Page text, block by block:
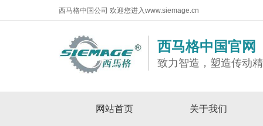
西马格中国公司 欢迎您进入www.siemage.cn
西马格中国官网
致力智造，塑造传动
网站首页 关于我们